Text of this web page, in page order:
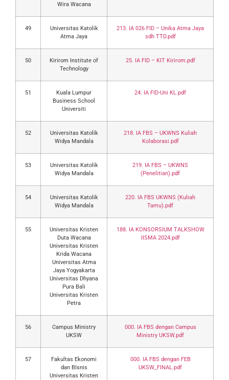
Wira Wacana
49
Universitas Katolik
Atma Jaya
213. IA 026 FID – Unika Atma Jaya
sdh TTD.pdf
50
Kirirom Institute of
Technology
25. IA FID – KIT Kirirom.pdf
51
Kuala Lumpur
Business School
Universiti
24. IA FID-Uni KL.pdf
52
Universitas Katolik
Widya Mandala
218. IA FBS – UKWNS Kuliah
Kolaborasi.pdf
53
Universitas Katolik
Widya Mandala
219. IA FBS – UKWNS
(Penelitian).pdf
54
Universitas Katolik
Widya Mandala
220. IA FBS UKWNS (Kuliah
Tamu).pdf
55
Universitas Kristen
Duta Wacana
Universitas Kristen
Krida Wacana
Universitas Atma
Jaya Yogyakarta
Universitas Dhyana
Pura Bali
Universitas Kristen
Petra
188. IA KONSORSIUM TALKSHOW
IISMA 2024.pdf
56
Campus Ministry
UKSW
000. IA FBS dengan Campus
Ministry UKSW.pdf
57
Fakultas Ekonomi
dan BIsnis
Universitas Kristen
000. IA FBS dengan FEB
UKSW_FINAL.pdf